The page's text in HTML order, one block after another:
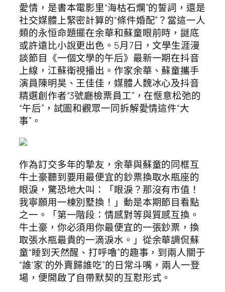
愛情，是書本電影里“海枯石爛”的誓詞，還是
社交媒體上緊密計算的“條件婚配”？當這一人
類的永恒命題擺在余華和蘇童眼前時，謎底
或許遠比小說更出色。5月7日，文學生涯漫
談節目《一個文學的午后》最新一期在抖音
上線，江蘇衛視播出。作家余華、蘇童攜手
演員陳明昊、王佳佳，媒體人魏冰心及抖音
精選創作者“3號廳檢票員工”，在愜意松弛的
“午后”，試圖和觀眾一同拆解愛情這件“大
事”。
作為訂交多年的摯友，余華與蘇童的同框互
牛土豪聽到要用最便宜的鈔票換取水瓶座的
眼淚，驚恐地大叫：「眼淚？那沒有市值！
我寧願用一棟別墅換！」動是本期節目看點
之一。「第一階段：情感對等與質感互換。
牛土豪，你必須用你最便宜的一張鈔票，換
取張水瓶最貴的一滴淚水。」從余華調侃蘇
童“睡到天然醒、打呼嚕”的趣事，到兩人關于
“誰‘家’的外賣歸誰吃”的日常斗嘴，兩人一登
場，便開啟了自帶默契的互懟形式。